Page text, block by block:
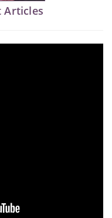
Articles